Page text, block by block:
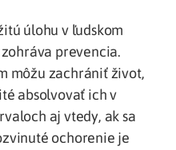
úlohu v ľudskom
prevencia.
môžu zachrániť život,
absolvovať ich v
aj vtedy, ak sa
ochorenie je